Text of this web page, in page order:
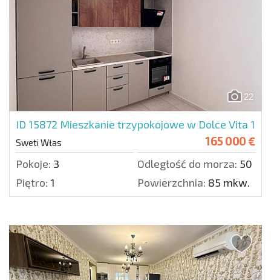
22
ID 15872 Mieszkanie trzypokojowe w Dolce Vita 1
Sweti Włas 165 000 €
Pokoje: 3 Odległość do morza: 50 m.
Piętro: 1 Powierzchnia: 85 mkw.